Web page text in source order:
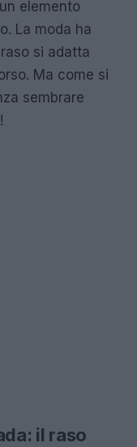
elemento
La moda ha
si adatta
Ma come si
sembrare
il raso